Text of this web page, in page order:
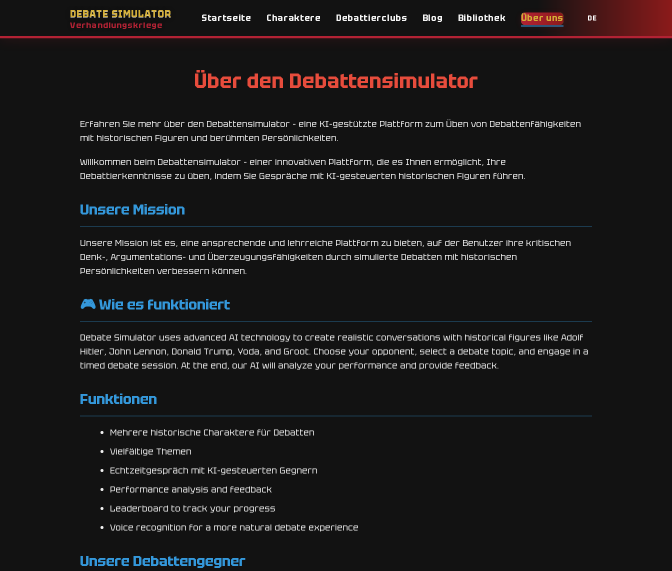
DEBATE SIMULATOR
Verhandlungskriege
Startseite Charaktere Debattierclubs Blog Bibliothek Über uns DE
Über den Debattensimulator
Erfahren Sie mehr über den Debattensimulator - eine KI-gestützte Plattform zum Üben von Debattenfähigkeiten
mit historischen Figuren und berühmten Persönlichkeiten.
Willkommen beim Debattensimulator - einer innovativen Plattform, die es Ihnen ermöglicht, Ihre
Debattierkenntnisse zu üben, indem Sie Gespräche mit KI-gesteuerten historischen Figuren führen.
Unsere Mission
Unsere Mission ist es, eine ansprechende und lehrreiche Plattform zu bieten, auf der Benutzer ihre kritischen
Denk-, Argumentations- und Überzeugungsfähigkeiten durch simulierte Debatten mit historischen
Persönlichkeiten verbessern können.
🎮 Wie es funktioniert
Debate Simulator uses advanced AI technology to create realistic conversations with historical figures like Adolf
Hitler, John Lennon, Donald Trump, Yoda, and Groot. Choose your opponent, select a debate topic, and engage in a
timed debate session. At the end, our AI will analyze your performance and provide feedback.
Funktionen
Mehrere historische Charaktere für Debatten
Vielfältige Themen
Echtzeitgespräch mit KI-gesteuerten Gegnern
Performance analysis and feedback
Leaderboard to track your progress
Voice recognition for a more natural debate experience
Unsere Debattengegner